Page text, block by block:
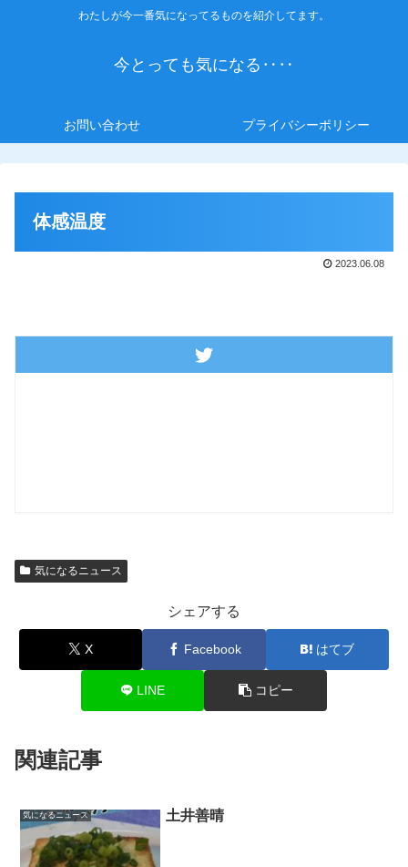
わたしが今一番気になってるものを紹介してます。
今とっても気になる‥‥
お問い合わせ プライバシーポリシー
体感温度
2023.06.08
気になるニュース
シェアする
X Facebook はてブ
LINE コピー
関連記事
気になるニュース 土井善晴